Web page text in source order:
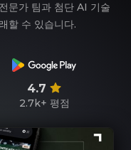
문가 팀과 첨단 AI 기술
할 수 있습니다.
4.7
2.7k+ 평점